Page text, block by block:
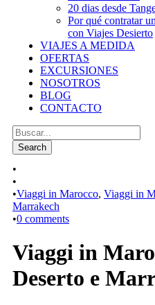
20 dias desde
Por qué contratar
con Viajes Desierto
VIAJES A MEDIDA
OFERTAS
EXCURSIONES
NOSOTROS
BLOG
CONTACTO
•
•
•Viaggi in Marocco, Viaggi in
Marrakech
•0 comments
Viaggi in
Deserto e